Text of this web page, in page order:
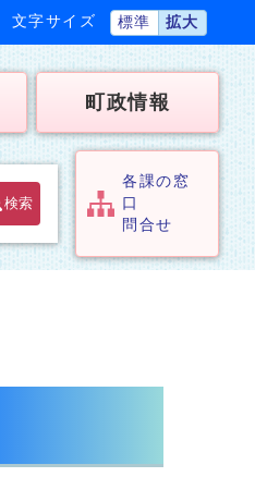
文字サイズ 標準 拡大
町政情報
検索
各課の窓
口
問合せ